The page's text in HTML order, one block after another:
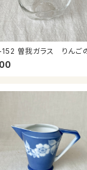
曽我ガラス りんご